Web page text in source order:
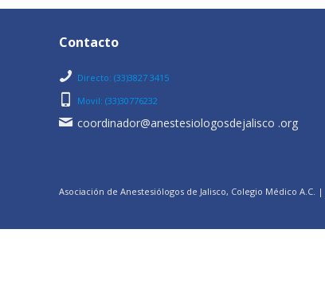
Contacto
Directo: (33)3827 3415
Movil: (33)30776232
coordinador@anestesiologosdejalisco .org
Asociación de Anestesiólogos de Jalisco, Colegio Médico A.C. |